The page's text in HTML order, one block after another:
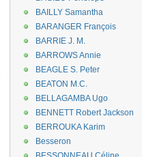
BAILLY Samantha
BARANGER François
BARRIE J. M.
BARROWS Annie
BEAGLE S. Peter
BEATON M.C.
BELLAGAMBA Ugo
BENNETT Robert Jackson
BERROUKA Karim
Besseron